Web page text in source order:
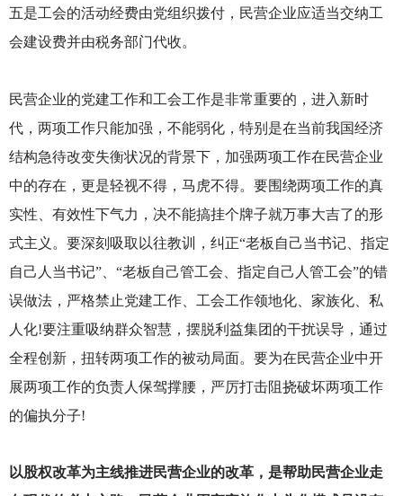
五是工会的活动经费由党组织拨付，民营企业应适当交纳工
会建设费并由税务部门代收。
民营企业的党建工作和工会工作是非常重要的，进入新时
代，两项工作只能加强，不能弱化，特别是在当前我国经济
结构急待改变失衡状况的背景下，加强两项工作在民营企业
中的存在，更是轻视不得，马虎不得。要围绕两项工作的真
实性、有效性下气力，决不能搞挂个牌子就万事大吉了的形
式主义。要深刻吸取以往教训，纠正“老板自己当书记、指定
自己人当书记”、“老板自己管工会、指定自己人管工会”的错
误做法，严格禁止党建工作、工会工作领地化、家族化、私
人化!要注重吸纳群众智慧，摆脱利益集团的干扰误导，通过
全程创新，扭转两项工作的被动局面。要为在民营企业中开
展两项工作的负责人保驾撑腰，严厉打击阻挠破坏两项工作
的偏执分子!
以股权改革为主线推进民营企业的改革，是帮助民营企业走